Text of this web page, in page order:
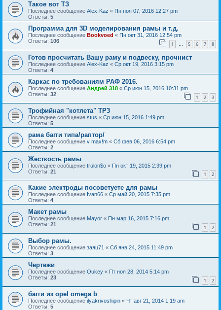
Такое вот ТЗ
Последнее сообщение Alex-Kaz « Пн ноя 07, 2016 12:27 pm
Ответы: 5
Программа для 3D моделирования рамы и т.д.
Последнее сообщение Bookvoed « Пн окт 31, 2016 12:54 pm
Ответы: 106 1 … 5 6 7 8
Готов просчитать Вашу раму и подвеску, прочнист
Последнее сообщение Alex-Kaz « Ср окт 19, 2016 3:15 pm
Ответы: 4
Каркас по требованиям РАФ 2016.
Последнее сообщение Андрей 318 « Ср июн 15, 2016 10:31 pm
Ответы: 32 1 2 3
Трофийная "котлета" ТР3
Последнее сообщение stus « Ср июн 15, 2016 1:49 pm
Ответы: 5
рама багги типа/раптор/
Последнее сообщение v max!m « Сб фев 06, 2016 6:54 pm
Ответы: 2
Жесткость рамы
Последнее сообщение trulon$o « Пн окт 19, 2015 2:39 pm
Ответы: 21 1 2
Какие электроды посоветуете для рамы
Последнее сообщение Ivan66 « Ср май 20, 2015 7:35 pm
Ответы: 4
Макет рамы
Последнее сообщение Mayor « Пн мар 16, 2015 7:16 pm
Ответы: 21 1 2
Выбор рамы.
Последнее сообщение заяц71 « Сб янв 24, 2015 11:49 pm
Ответы: 3
Чертежи
Последнее сообщение Oukey « Пт ноя 28, 2014 5:14 pm
Ответы: 23 1 2
багги из opel omega b
Последнее сообщение ilyakrivoshipin « Чт авг 21, 2014 1:19 am
Ответы: 5